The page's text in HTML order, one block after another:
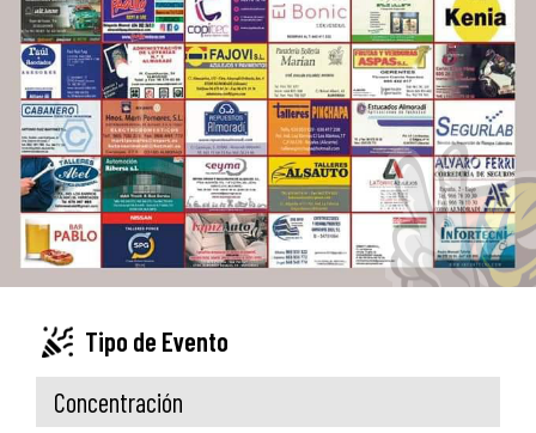
Tipo de Evento
Concentración